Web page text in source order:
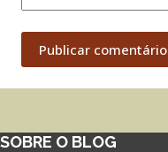
Publicar comentário
SOBRE O BLOG